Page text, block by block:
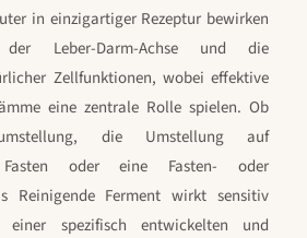
in einzigartiger Rezeptur bewirken
Leber-Darm-Achse und die
Zellfunktionen, wobei effektive
eine zentrale Rolle spielen. Ob
die Umstellung auf
Fasten oder eine Fasten- oder
Reinigende Ferment wirkt sensitiv
einer spezifisch entwickelten und